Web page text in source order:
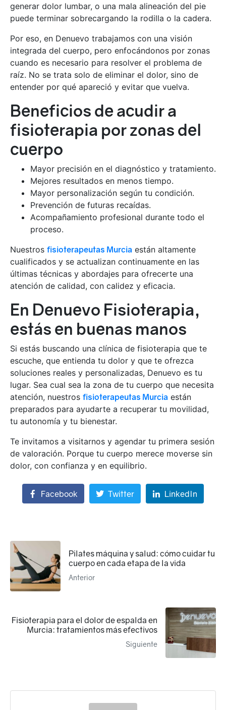
generar dolor lumbar, o una mala alineación del pie
puede terminar sobrecargando la rodilla o la cadera.
Por eso, en Denuevo trabajamos con una visión
integrada del cuerpo, pero enfocándonos por zonas
cuando es necesario para resolver el problema de
raíz. No se trata solo de eliminar el dolor, sino de
entender por qué apareció y evitar que vuelva.
Beneficios de acudir a
fisioterapia por zonas del
cuerpo
Mayor precisión en el diagnóstico y tratamiento.
Mejores resultados en menos tiempo.
Mayor personalización según tu condición.
Prevención de futuras recaídas.
Acompañamiento profesional durante todo el
proceso.
Nuestros fisioterapeutas Murcia están altamente
cualificados y se actualizan continuamente en las
últimas técnicas y abordajes para ofrecerte una
atención de calidad, con calidez y eficacia.
En Denuevo Fisioterapia,
estás en buenas manos
Si estás buscando una clínica de fisioterapia que te
escuche, que entienda tu dolor y que te ofrezca
soluciones reales y personalizadas, Denuevo es tu
lugar. Sea cual sea la zona de tu cuerpo que necesita
atención, nuestros fisioterapeutas Murcia están
preparados para ayudarte a recuperar tu movilidad,
tu autonomía y tu bienestar.
Te invitamos a visitarnos y agendar tu primera sesión
de valoración. Porque tu cuerpo merece moverse sin
dolor, con confianza y en equilibrio.
Facebook Twitter LinkedIn
Pilates máquina y salud: cómo cuidar tu
cuerpo en cada etapa de la vida
Anterior
Fisioterapia para el dolor de espalda en
Murcia: tratamientos más efectivos
Siguiente